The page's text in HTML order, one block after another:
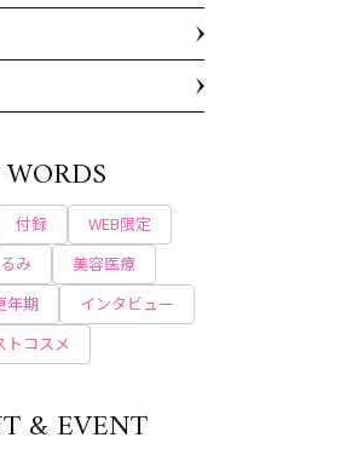
付録
WEB限定
み
美容医療
年期
インタビュー
トコスメ
& EVENT